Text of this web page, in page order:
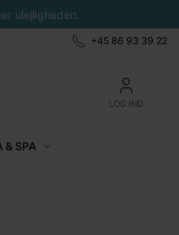
ulejligheden.
+45 86 93 39 22
LOG IND
& SPA